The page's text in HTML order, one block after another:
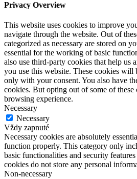
Privacy Overview
This website uses cookies to improve
navigate through the website. Out of
categorized as necessary are stored on
essential for the working of basic
also use third-party cookies that help us
you use this website. These cookies will
only with your consent. You also have
cookies. But opting out of some of
browsing experience.
Necessary
Necessary
Vždy zapnuté
Necessary cookies are absolutely
function properly. This category only
basic functionalities and security
cookies do not store any personal
Non-necessary